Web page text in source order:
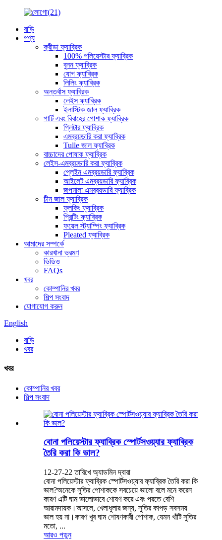
বাড়ি
পণ্য
ক্রীড়া ফ্যাব্রিক
100% পলিয়েস্টার ফ্যাব্রিক
বুনন ফ্যাব্রিক
যোগ ফ্যাব্রিক
লিলিং ফ্যাব্রিক
অন্তর্বাস ফ্যাব্রিক
লেইস ফ্যাব্রিক
ইলাস্টিক জাল ফ্যাব্রিক
পার্টি এবং বিবাহের পোশাক ফ্যাব্রিক
গ্লিটার ফ্যাব্রিক
এমব্রয়ডারি করা ফ্যাব্রিক
Tulle জাল ফ্যাব্রিক
বাচ্চাদের পোষাক ফ্যাব্রিক
লেইস-এমব্রয়ডারি করা ফ্যাব্রিক
প্লেইন এমব্রয়ডারি ফ্যাব্রিক
আইলেট এমব্রয়ডারি ফ্যাব্রিক
জপমালা এমব্রয়ডারি ফ্যাব্রিক
চীন জাল ফ্যাব্রিক
ফ্লকিং ফ্যাব্রিক
প্রিন্টিং ফ্যাব্রিক
ফয়েল স্ট্যাম্পিং ফ্যাব্রিক
Pleated ফ্যাব্রিক
আমাদের সম্পর্কে
কারখানা ভ্রমণ
ভিডিও
FAQs
খবর
কোম্পানির খবর
শিল্প সংবাদ
যোগাযোগ করুন
English
বাড়ি
খবর
খবর
কোম্পানির খবর
শিল্প সংবাদ
বোনা পলিয়েস্টার ফ্যাব্রিক স্পোর্টসওয়্যার ফ্যাব্রিক
তৈরি করা কি ভাল?
12-27-22 তারিখে অ্যাডমিন দ্বারা
বোনা পলিয়েস্টার ফ্যাব্রিক স্পোর্টসওয়্যার ফ্যাব্রিক তৈরি করা কি
ভাল?অনেকে সুতির পোশাককে সবচেয়ে ভালো বলে মনে করেন
কারণ এটি ঘাম ভালোভাবে শোষণ করে এবং পরতে বেশি
আরামদায়ক।আসলে, খেলাধুলার জন্য, সুতির কাপড় সবসময়
ভাল হয় না।কারণ খুব ঘাম শোষণকারী পোশাক, যেমন খাঁটি সুতির
মতো, ...
আরও পড়ুন